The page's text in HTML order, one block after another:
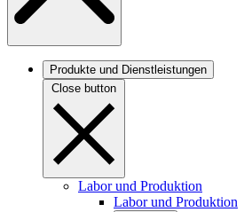
Produkte und Dienstleistungen
Close button
Labor und Produktion
Labor und Produktion